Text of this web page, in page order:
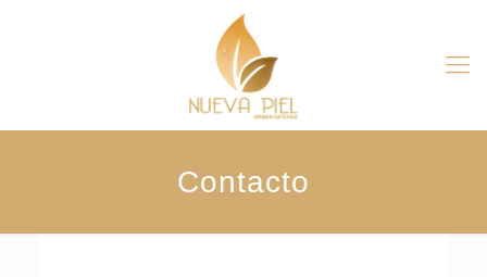
Contacto